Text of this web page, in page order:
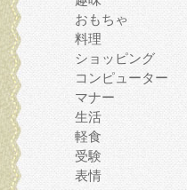
おもちゃ
料理
ショッピング
コンピューター
マナー
生活
軽食
受験
表情